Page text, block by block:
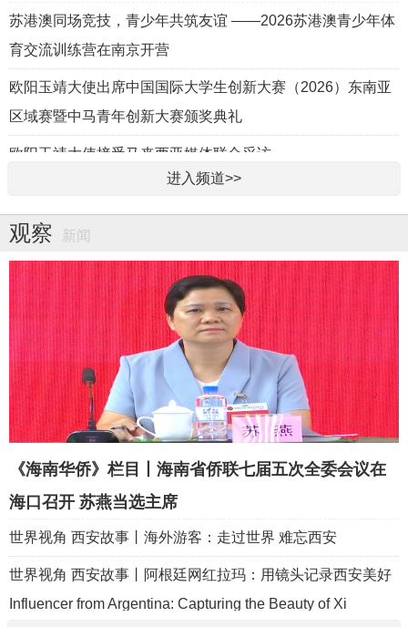
苏港澳同场竞技，青少年共筑友谊 ——2026苏港澳青少年体
育交流训练营在南京开营
欧阳玉靖大使出席中国国际大学生创新大赛（2026）东南亚
区域赛暨中马青年创新大赛颁奖典礼
欧阳玉靖大使接受马来西亚媒体联合采访
“爱在长安”2025全球华服集体婚礼圆满礼成：以爱为桥，共
筑全球文化交流新纽带
全球美食大咖·共赴川菜之约 第八届世界川菜大会在四川乐山
启幕
进入频道>>
观察 新闻
《海南华侨》栏目丨海南省侨联七届五次全委会议在
海口召开 苏燕当选主席
世界视角 西安故事丨海外游客：走过世界 难忘西安
世界视角 西安故事丨阿根廷网红拉玛：用镜头记录西安美好
Influencer from Argentina: Capturing the Beauty of Xi